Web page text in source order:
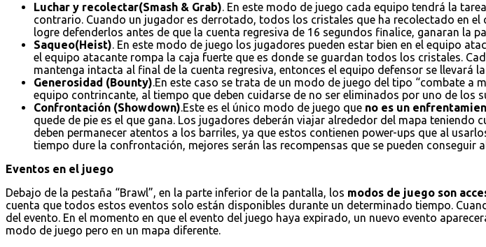
Luchar y recolectar(Smash & Grab). En este modo de juego cada equipo tendrá la
contrario. Cuando un jugador es derrotado, todos los cristales que ha recolectado en
logre defenderlos antes de que la cuenta regresiva de 16 segundos finalice, ganaran la
Saqueo(Heist). En este modo de juego los jugadores pueden estar bien en el equipo
el equipo atacante rompa la caja fuerte que es donde se guardan todos los cristales.
mantenga intacta al final de la cuenta regresiva, entonces el equipo defensor se llevará
Generosidad (Bounty).En este caso se trata de un modo de juego del tipo “combate a
equipo contrincante, al tiempo que deben cuidarse de no ser eliminados por uno de
Confrontación (Showdown).Este es el único modo de juego que no es un
quede de pie es el que gana. Los jugadores deberán viajar alrededor del mapa
deben permanecer atentos a los barriles, ya que estos contienen power-ups que al
tiempo dure la confrontación, mejores serán las recompensas que se pueden conseguir
Eventos en el juego
Debajo de la pestaña “Brawl”, en la parte inferior de la pantalla, los modos de juego son
cuenta que todos estos eventos solo están disponibles durante un determinado tiempo.
del evento. En el momento en que el evento del juego haya expirado, un nuevo evento
modo de juego pero en un mapa diferente.